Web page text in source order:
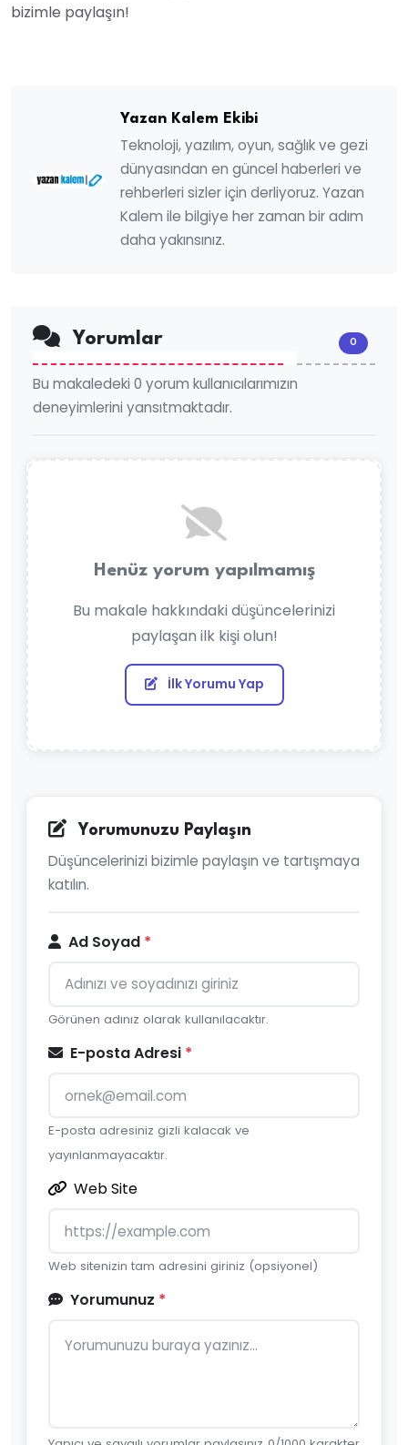
bizimle paylaşın!
Yazan Kalem Ekibi
Teknoloji, yazılım, oyun, sağlık ve gezi
dünyasından en güncel haberleri ve
rehberleri sizler için derliyoruz. Yazan
Kalem ile bilgiye her zaman bir adım
daha yakınsınız.
Yorumlar 0
Bu makaledeki 0 yorum kullanıcılarımızın
deneyimlerini yansıtmaktadır.
Henüz yorum yapılmamış
Bu makale hakkındaki düşüncelerinizi
paylaşan ilk kişi olun!
İlk Yorumu Yap
Yorumunuzu Paylaşın
Düşüncelerinizi bizimle paylaşın ve tartışmaya
katılın.
Ad Soyad *
Görünen adınız olarak kullanılacaktır.
E-posta Adresi *
E-posta adresiniz gizli kalacak ve
yayınlanmayacaktır.
Web Site
Web sitenizin tam adresini giriniz (opsiyonel)
Yorumunuz *